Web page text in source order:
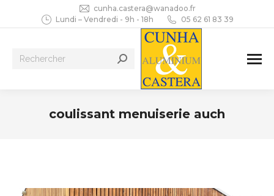
cunha.castera@wanadoo.fr
Lundi – Vendredi - 9h - 18h
05 62 61 83 39
Recherche
coulissant menuiserie auch